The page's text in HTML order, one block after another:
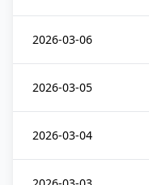
2026-03-06
2026-03-05
2026-03-04